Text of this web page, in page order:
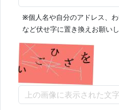
※個人名や自分のアドレス、
など伏せ字に置き換えお願いし